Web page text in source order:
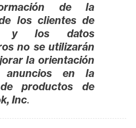
de la
los clientes de
y los datos
no se utilizarán
la orientación
en la
productos de
Inc.